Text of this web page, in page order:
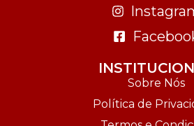
Sobre Nós
Política de